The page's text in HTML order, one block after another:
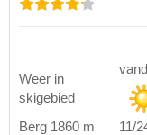
Weer in
skigebied
Berg 1860 m 11/